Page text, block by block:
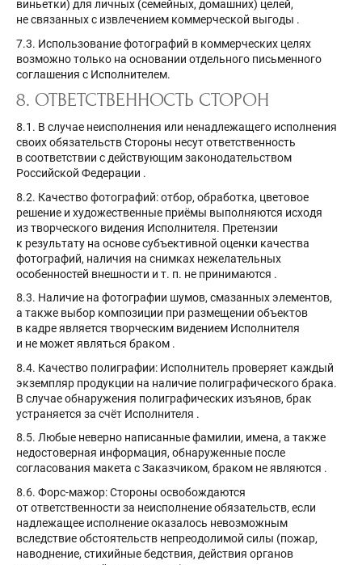
виньетки) для личных (семейных, домашних) целей,
не связанных с извлечением коммерческой выгоды .
7.3. Использование фотографий в коммерческих целях
возможно только на основании отдельного письменного
соглашения с Исполнителем.
8. ОТВЕТСТВЕННОСТЬ СТОРОН
8.1. В случае неисполнения или ненадлежащего исполнения
своих обязательств Стороны несут ответственность
в соответствии с действующим законодательством
Российской Федерации .
8.2. Качество фотографий: отбор, обработка, цветовое
решение и художественные приёмы выполняются исходя
из творческого видения Исполнителя. Претензии
к результату на основе субъективной оценки качества
фотографий, наличия на снимках нежелательных
особенностей внешности и т. п. не принимаются .
8.3. Наличие на фотографии шумов, смазанных элементов,
а также выбор композиции при размещении объектов
в кадре является творческим видением Исполнителя
и не может являться браком .
8.4. Качество полиграфии: Исполнитель проверяет каждый
экземпляр продукции на наличие полиграфического брака.
В случае обнаружения полиграфических изъянов, брак
устраняется за счёт Исполнителя .
8.5. Любые неверно написанные фамилии, имена, а также
недостоверная информация, обнаруженные после
согласования макета с Заказчиком, браком не являются .
8.6. Форс-мажор: Стороны освобождаются
от ответственности за неисполнение обязательств, если
надлежащее исполнение оказалось невозможным
вследствие обстоятельств непреодолимой силы (пожар,
наводнение, стихийные бедствия, действия органов